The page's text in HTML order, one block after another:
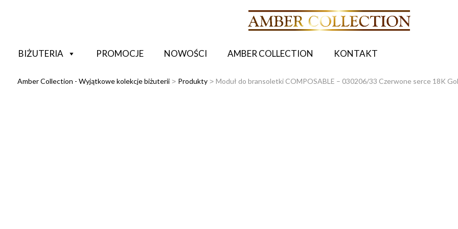
BIŻUTERIA PROMOCJE NOWOŚCI AMBER COLLECTION KONTAKT
Amber Collection - Wyjątkowe kolekcje biżuterii > Produkty > Moduł do bransoletki COMPOSABLE – 030206/33 Czerwone serce 18K